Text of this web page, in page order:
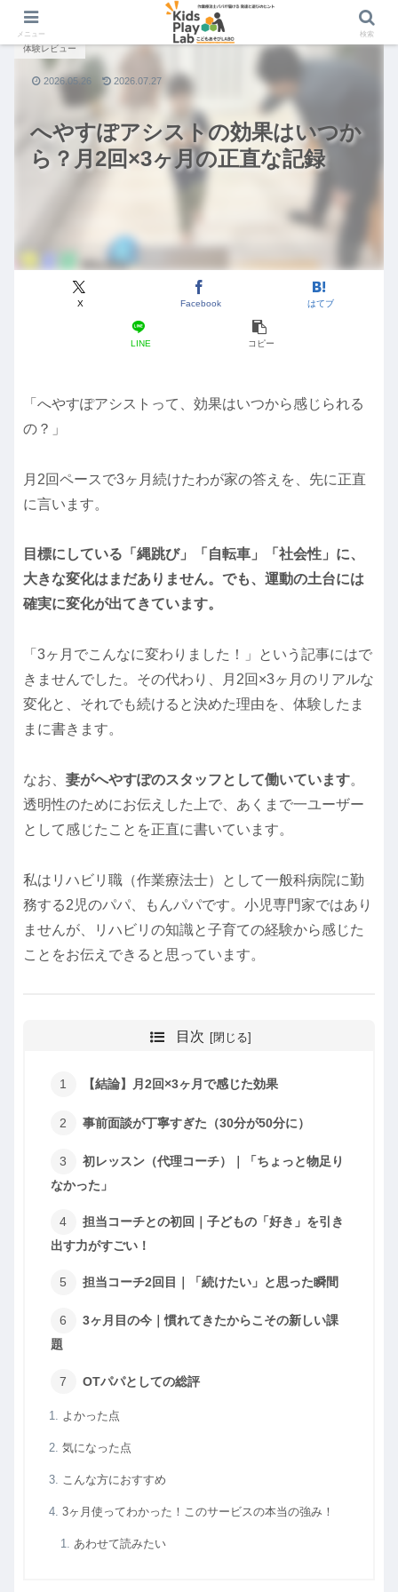
へやすぽアシストの効果はいつか
ら？月2回×3ヶ月の正直な記録
体験レビュー
X Facebook はてブ
LINE コピー
2026.05.26 2026.07.27
「へやすぽアシストって、効果はいつから感じられる
の？」
月2回ペースで3ヶ月続けたわが家の答えを、先に正直
に言います。
目標にしている「縄跳び」「自転車」「社会性」に、
大きな変化はまだありません。でも、運動の土台には
確実に変化が出てきています。
「3ヶ月でこんなに変わりました！」という記事にはで
きませんでした。その代わり、月2回×3ヶ月のリアルな
変化と、それでも続けると決めた理由を、体験したま
まに書きます。
なお、 妻がへやすぽのスタッフとして働いています。
透明性のためにお伝えした上で、あくまで一ユーザー
として感じたことを正直に書いています。
私はリハビリ職（作業療法士）として一般科病院に勤
務する2児のパパ、もんパパです。小児専門家ではあり
ませんが、リハビリの知識と子育ての経験から感じた
ことをお伝えできると思っています。
目次
【結論】月2回×3ヶ月で感じた効果
事前面談が丁寧すぎた（30分が50分に）
初レッスン（代理コーチ）｜「ちょっと物足り
なかった」
担当コーチとの初回｜子どもの「好き」を引き
出す力がすごい！
担当コーチ2回目｜「続けたい」と思った瞬間
3ヶ月目の今｜慣れてきたからこその新しい課
題
OTパパとしての総評
よかった点
気になった点
こんな方におすすめ
3ヶ月使ってわかった！このサービスの本当の強み！
あわせて読みたい
メニュー 検索